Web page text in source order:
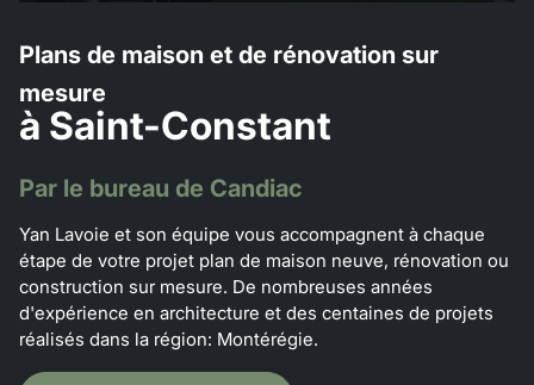
Plans de maison et de rénovation sur
mesure
à Saint-Constant
Par le bureau de Candiac
Yan Lavoie et son équipe vous accompagnent à chaque
étape de votre projet plan de maison neuve, rénovation ou
construction sur mesure. De nombreuses années
d'expérience en architecture et des centaines de projets
réalisés dans la région: Montérégie.